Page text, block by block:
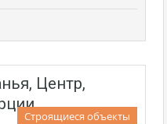
Центр,
Строящиеся объекты